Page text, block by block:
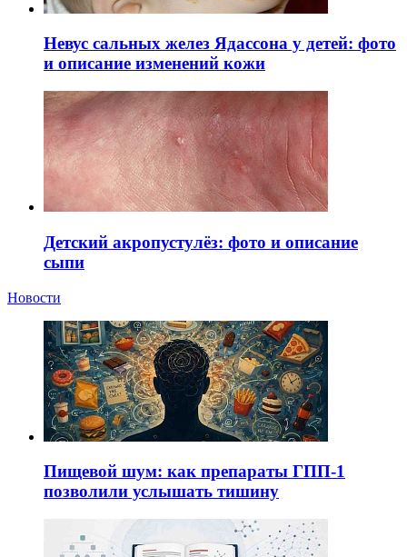
Невус сальных желез Ядассона у детей: фото
и описание изменений кожи
Детский акропустулёз: фото и описание
сыпи
Новости
Пищевой шум: как препараты ГПП-1
позволили услышать тишину